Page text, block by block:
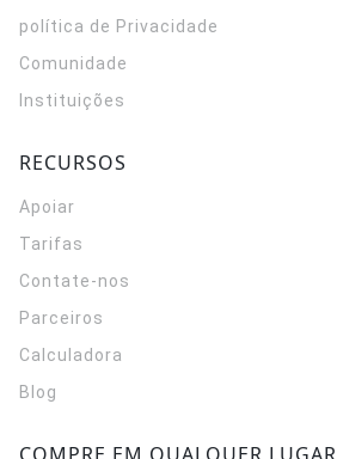
política de Privacidade
Comunidade
Instituições
RECURSOS
Apoiar
Tarifas
Contate-nos
Parceiros
Calculadora
Blog